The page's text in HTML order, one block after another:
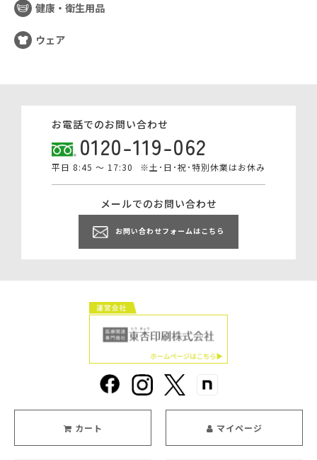
健康・衛生用品
ウェア
お電話でのお問い合わせ
0120-119-062
平日 8:45 ～ 17:30 ※土･日･祝･特別休業はお休み
メールでのお問い合わせ
お問い合わせフォームはこちら
カート マイページ